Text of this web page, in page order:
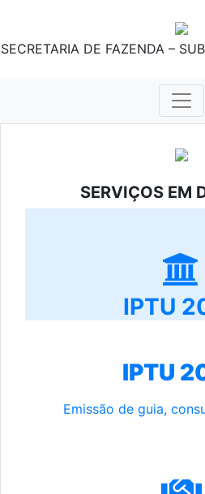
SECRETARIA DE FAZENDA –
SERVIÇOS EM
IPTU
IPTU
Emissão de guia,